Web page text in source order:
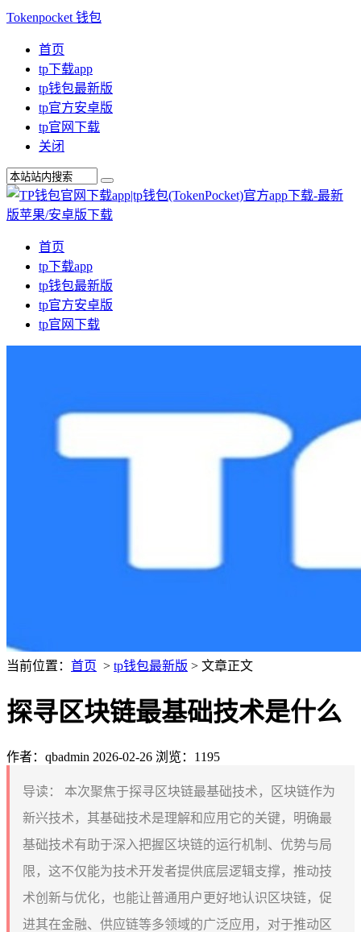
Tokenpocket 钱包
首页
tp下载app
tp钱包最新版
tp官方安卓版
tp官网下载
关闭
首页
tp下载app
tp钱包最新版
tp官方安卓版
tp官网下载
当前位置： 首页 > tp钱包最新版 > 文章正文
探寻区块链最基础技术是什么
作者：qbadmin 2026-02-26 浏览：1195
导读：
本次聚焦于探寻区块链最基础技术，区块链作为
新兴技术，其基础技术是理解和应用它的关键，明确最
基础技术有助于深入把握区块链的运行机制、优势与局
限，这不仅能为技术开发者提供底层逻辑支撑，推动技
术创新与优化，也能让普通用户更好地认识区块链，促
进其在金融、供应链等多领域的广泛应用，对于推动区